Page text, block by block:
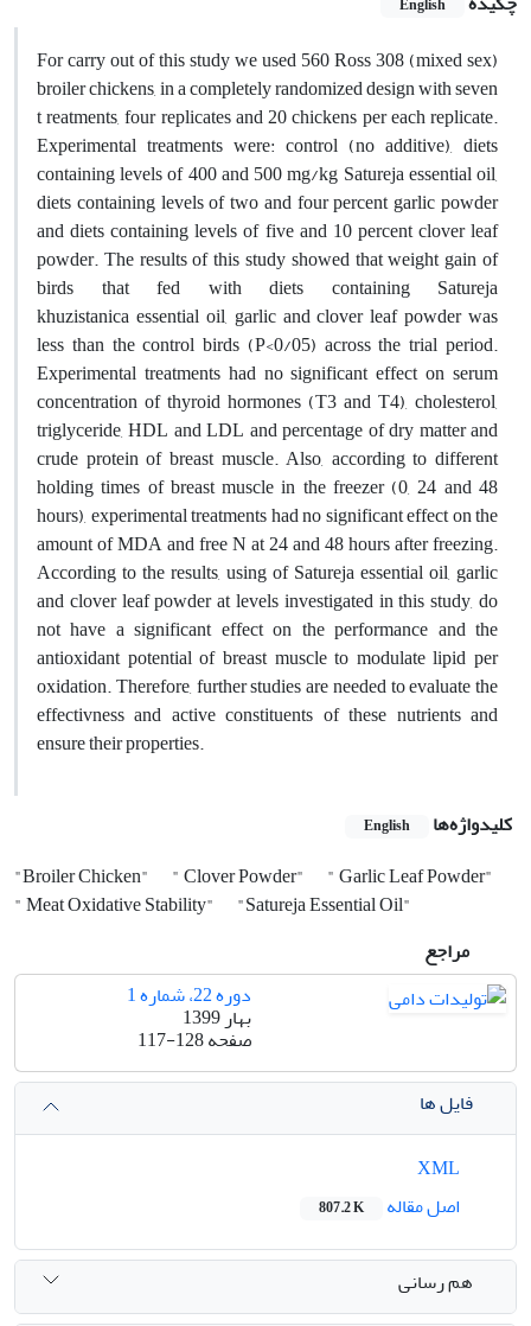
For carry out of this study we used 560 Ross 308 (mixed sex)
broiler chickens, in a completely randomized design with seven
t reatments, four replicates and 20 chickens per each replicate.
Experimental treatments were: control (no additive), diets
containing levels of 400 and 500 mg/kg Satureja essential oil,
diets containing levels of two and four percent garlic powder
and diets containing levels of five and 10 percent clover leaf
powder. The results of this study showed that weight gain of
birds that fed with diets containing Satureja
khuzistanica essential oil, garlic and clover leaf powder was
less than the control birds (P<0/05) across the trial period.
Experimental treatments had no significant effect on serum
concentration of thyroid hormones (T3 and T4), cholesterol,
triglyceride, HDL and LDL and percentage of dry matter and
crude protein of breast muscle. Also, according to different
holding times of breast muscle in the freezer (0, 24 and 48
hours), experimental treatments had no significant effect on the
amount of MDA and free N at 24 and 48 hours after freezing.
According to the results, using of Satureja essential oil, garlic
and clover leaf powder at levels investigated in this study, do
not have a significant effect on the performance and the
antioxidant potential of breast muscle to modulate lipid per
oxidation. Therefore, further studies are needed to evaluate the
effectivness and active constituents of these nutrients and
ensure their properties.
کلیدواژه‌ها English
"Broiler Chicken" " Clover Powder"
" Garlic Leaf Powder"
" Meat Oxidative Stability"
"Satureja Essential Oil"
مراجع
دوره 22، شماره 1
بهار 1399
صفحه117-128
فایل ها
اصل مقاله
807.2 K
هم رسانی